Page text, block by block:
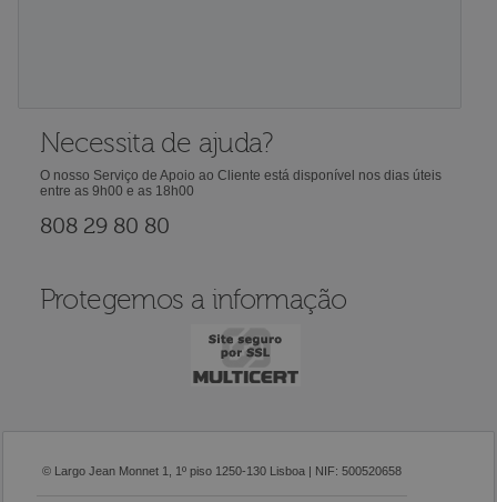
Necessita de ajuda?
O nosso Serviço de Apoio ao Cliente está disponível nos dias úteis
entre as 9h00 e as 18h00
808 29 80 80
Protegemos a informação
© Largo Jean Monnet 1, 1º piso 1250-130 Lisboa | NIF: 500520658